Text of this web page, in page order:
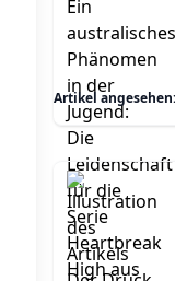
Artikel angesehen: